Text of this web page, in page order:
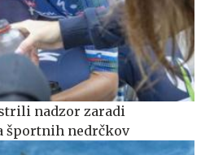
nadzor zaradi
športnih nedrčkov